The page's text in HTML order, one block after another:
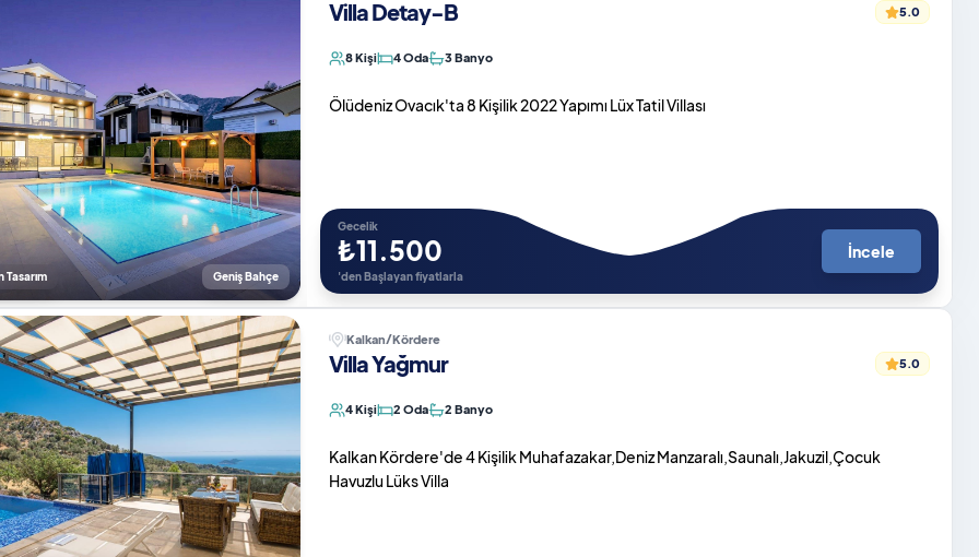
Tasarım Geniş Bahçe
Villa Detay-B 5.0
8 Kişi 4 Oda 3 Banyo
Ölüdeniz Ovacık'ta 8 Kişilik 2022 Yapımı Lüx Tatil Villası
Gecelik
₺11.500
'den Başlayan fiyatlarla
İncele
Kalkan/Kördere
Villa Yağmur 5.0
4 Kişi 2 Oda 2 Banyo
Kalkan Kördere'de 4 Kişilik Muhafazakar,Deniz Manzaralı,Saunalı,Jakuzil,Çocuk
Havuzlu Lüks Villa